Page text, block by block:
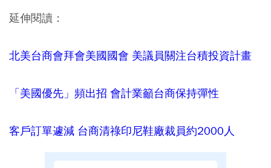
延伸閱讀：
北美台商會拜會美國國會 美議員關注台積投資計畫
「美國優先」頻出招 會計業籲台商保持彈性
客戶訂單遽減 台商清祿印尼鞋廠裁員約2000人